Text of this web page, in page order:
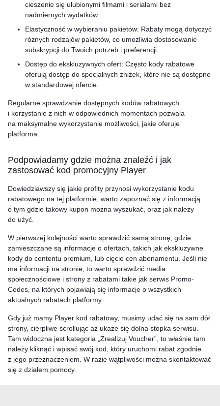
cieszenie się ulubionymi filmami i serialami bez
nadmiernych wydatków.
Elastyczność w wybieraniu pakietów: Rabaty mogą dotyczyć
różnych rodzajów pakietów, co umożliwia dostosowanie
subskrypcji do Twoich potrzeb i preferencji.
Dostęp do ekskluzywnych ofert: Często kody rabatowe
oferują dostęp do specjalnych zniżek, które nie są dostępne
w standardowej ofercie.
Regularne sprawdzanie dostępnych kodów rabatowych
i korzystanie z nich w odpowiednich momentach pozwala
na maksymalne wykorzystanie możliwości, jakie oferuje
platforma.
Podpowiadamy gdzie można znaleźć i jak
zastosować kod promocyjny Player
Dowiedziawszy się jakie profity przynosi wykorzystanie kodu
rabatowego na tej platformie, warto zapoznać się z informacją
o tym gdzie takowy kupon można wyszukać, oraz jak należy
do użyć.
W pierwszej kolejności warto sprawdzić samą stronę, gdzie
zamieszczane są informacje o ofertach, takich jak ekskluzywne
kody do contentu premium, lub cięcie cen abonamentu. Jeśli nie
ma informacji na stronie, to warto sprawdzić media
społecznościowe i strony z rabatami takie jak serwis Promo-
Codes, na których pojawiają się informacje o wszystkich
aktualnych rabatach platformy.
Gdy już mamy Player kod rabatowy, musimy udać się na sam dół
strony, cierpliwe scrollując aż ukaże się dolna stopka serwisu.
Tam widoczna jest kategoria „Zrealizuj Voucher”, to właśnie tam
należy kliknąć i wpisać swój kod, który uruchomi rabat zgodnie
z jego przeznaczeniem. W razie wątpliwości można skontaktować
się z działem pomocy.